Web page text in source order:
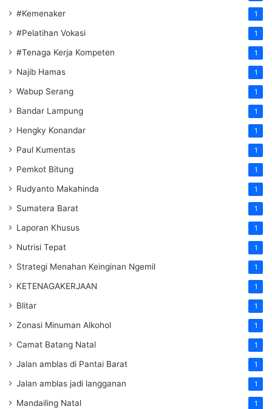
#Kemenaker 1
#Pelatihan Vokasi 1
#Tenaga Kerja Kompeten 1
Najib Hamas 1
Wabup Serang 1
Bandar Lampung 1
Hengky Konandar 1
Paul Kumentas 1
Pemkot Bitung 1
Rudyanto Makahinda 1
Sumatera Barat 1
Laporan Khusus 1
Nutrisi Tepat 1
Strategi Menahan Keinginan Ngemil 1
KETENAGAKERJAAN 1
Blitar 1
Zonasi Minuman Alkohol 1
Camat Batang Natal 1
Jalan amblas di Pantai Barat 1
Jalan amblas jadi langganan 1
Mandailing Natal 1